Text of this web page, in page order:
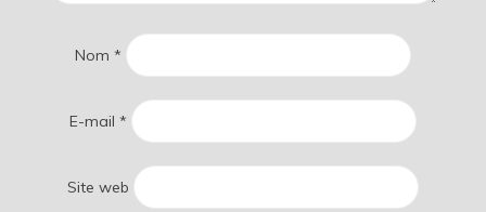
Nom *
E-mail *
Site web